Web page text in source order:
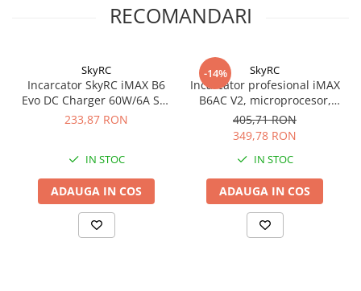
RECOMANDARI
SkyRC
Incarcator SkyRC iMAX B6
Evo DC Charger 60W/6A SK-
100168-02
233,87 RON
IN STOC
ADAUGA IN COS
-14% SkyRC
Incarcator profesional iMAX
B6AC V2, microprocesor,
pentru acumulatori LiIon,
LiPo, LiFe,NiMH, Pb
405,71 RON
349,78 RON
IN STOC
ADAUGA IN COS